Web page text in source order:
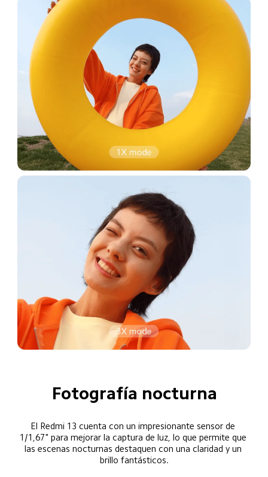
Fotografía nocturna
El Redmi 13 cuenta con un impresionante sensor de
1/1,67" para mejorar la captura de luz, lo que permite que
las escenas nocturnas destaquen con una claridad y un
brillo fantásticos.